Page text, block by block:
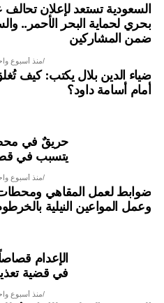
السعودية تستعد لإعلان
بحري لحماية البحر الأحمر..
ضمن المشاركين
منذ أسبوع
ضياء الدين بلال يكتب: كيف
أمام أسامة داود؟
حريقٌ في
يتسبب في قطوعات
منذ أسبوع
ضوابط لعمل المقاهي ومحطات
وعمل المواعين النيلية
في قضية
منذ أسبوع